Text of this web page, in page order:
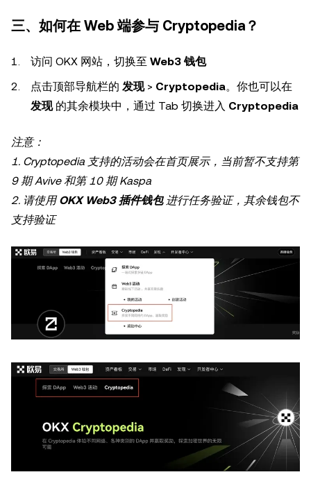
三、如何在 Web 端参与 Cryptopedia？
访问 OKX 网站，切换至 Web3 钱包
点击顶部导航栏的 发现> Cryptopedia。你也可以在
发现的其余模块中，通过 Tab 切换进入 Cryptopedia
注意：
1. Cryptopedia 支持的活动会在首页展示，当前暂不支持第
9 期 Avive 和第 10 期 Kaspa
2. 请使用OKX Web3 插件钱包进行任务验证，其余钱包不
支持验证